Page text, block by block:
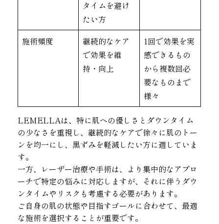
タイムを避け
たい方
施術頻度
継続的なケア
で効果を維
持・向上
1回で効果を実
感できるもの
から複数回必
要なものまで
様々
LEMELLAは、特に肌への優しさとダウンタイム
の少なさを重視し、継続的なケアで徐々に肌のトー
ンを均一にし、黒ずみを軽減したい方に適していま
す。
一方、レーザー治療や手術は、より集中的なアプロ
ーチで特定の悩みに対応しますが、それに伴うダウ
ンタイムやリスクも考慮する必要があります。
ご自身の肌の状態や目指すゴールに合わせて、最適
な施術を選択することが重要です。